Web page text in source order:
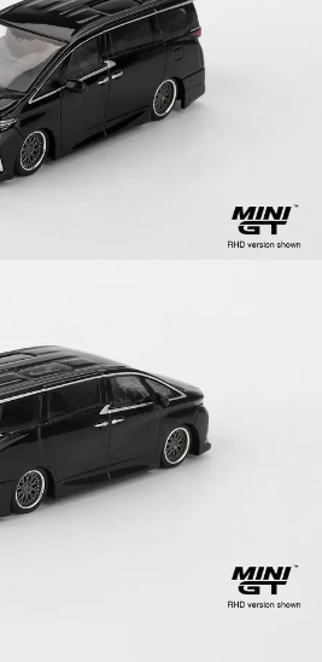
買商品或服務，並由商店將買賣／分期付款
約使用本公司帳單繳交帳款。
分期」之契約關係目的，商店將以您的個人
提供予台灣大哥大進項蒐集、處理及利用，
所需資料之確認、核對及更正。
下連結：
https://oppay.tw/userRule
以上)免運費
含以上)免運費
含以上)免運費